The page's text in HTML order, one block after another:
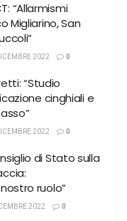
“Allarmismi
Migliarino, San
2022 0
“Studio
cinghiali e
2022 0
di Stato sulla
ruolo”
2022 0